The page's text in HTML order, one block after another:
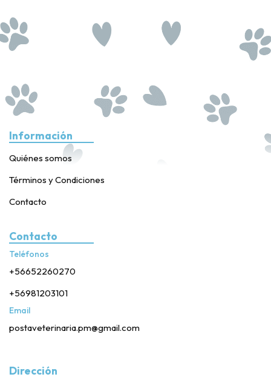
Información
Quiénes somos
Términos y Condiciones
Contacto
Contacto
Teléfonos
+56652260270
+56981203101
Email
postaveterinaria.pm@gmail.com
Dirección